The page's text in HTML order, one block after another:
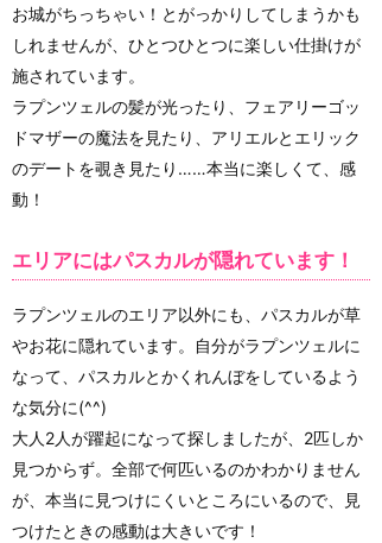
お城がちっちゃい！とがっかりしてしまうかも
しれませんが、ひとつひとつに楽しい仕掛けが
施されています。
ラプンツェルの髪が光ったり、フェアリーゴッ
ドマザーの魔法を見たり、アリエルとエリック
のデートを覗き見たり……本当に楽しくて、感
動！
エリアにはパスカルが隠れています！
ラプンツェルのエリア以外にも、パスカルが草
やお花に隠れています。自分がラプンツェルに
なって、パスカルとかくれんぼをしているよう
な気分に(^^)
大人2人が躍起になって探しましたが、2匹しか
見つからず。全部で何匹いるのかわかりません
が、本当に見つけにくいところにいるので、見
つけたときの感動は大きいです！